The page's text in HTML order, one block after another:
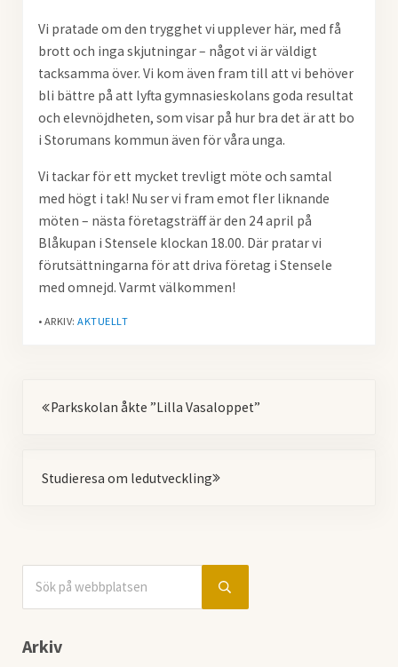
Vi pratade om den trygghet vi upplever här, med få
brott och inga skjutningar – något vi är väldigt
tacksamma över. Vi kom även fram till att vi behöver
bli bättre på att lyfta gymnasieskolans goda resultat
och elevnöjdheten, som visar på hur bra det är att bo
i Storumans kommun även för våra unga.
Vi tackar för ett mycket trevligt möte och samtal
med högt i tak! Nu ser vi fram emot fler liknande
möten – nästa företagsträff är den 24 april på
Blåkupan i Stensele klockan 18.00. Där pratar vi
förutsättningarna för att driva företag i Stensele
med omnejd. Varmt välkommen!
• ARKIV:AKTUELLT
Parkskolan åkte ”Lilla Vasaloppet”
Studieresa om ledutveckling
Sidebar
Submit search
Arkiv